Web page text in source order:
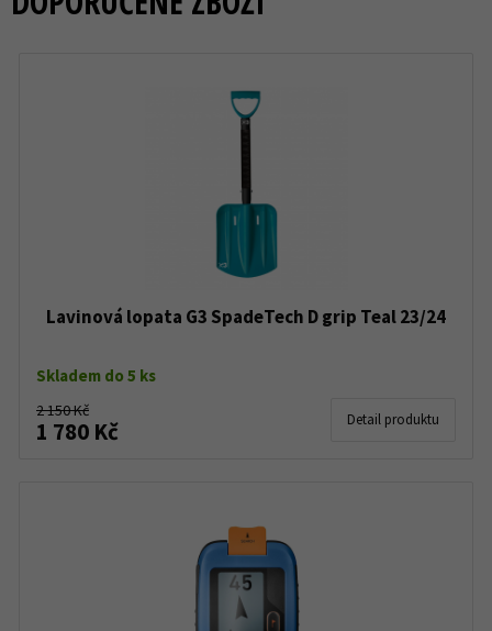
Lavinová lopata G3 SpadeTech D grip Teal 23/24
Skladem do 5 ks
2 150 Kč
1 780 Kč Detail produktu